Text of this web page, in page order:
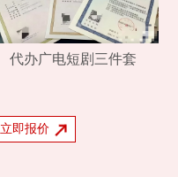
代办广电短剧三件套
立即报价